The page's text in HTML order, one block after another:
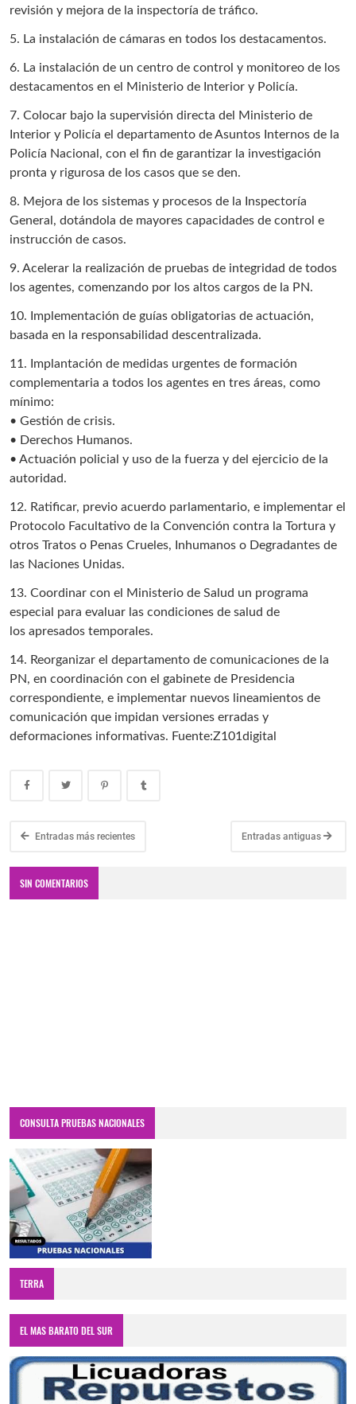
revisión y mejora de la inspectoría de tráfico.
5. La instalación de cámaras en todos los destacamentos.
6. La instalación de un centro de control y monitoreo de los
destacamentos en el Ministerio de Interior y Policía.
7. Colocar bajo la supervisión directa del Ministerio de
Interior y Policía el departamento de Asuntos Internos de la
Policía Nacional, con el fin de garantizar la investigación
pronta y rigurosa de los casos que se den.
8. Mejora de los sistemas y procesos de la Inspectoría
General, dotándola de mayores capacidades de control e
instrucción de casos.
9. Acelerar la realización de pruebas de integridad de todos
los agentes, comenzando por los altos cargos de la PN.
10. Implementación de guías obligatorias de actuación,
basada en la responsabilidad descentralizada.
11. Implantación de medidas urgentes de formación
complementaria a todos los agentes en tres áreas, como
mínimo:
• Gestión de crisis.
• Derechos Humanos.
• Actuación policial y uso de la fuerza y del ejercicio de la
autoridad.
12. Ratificar, previo acuerdo parlamentario, e implementar el
Protocolo Facultativo de la Convención contra la Tortura y
otros Tratos o Penas Crueles, Inhumanos o Degradantes de
las Naciones Unidas.
13. Coordinar con el Ministerio de Salud un programa
especial para evaluar las condiciones de salud de
los apresados temporales.
14. Reorganizar el departamento de comunicaciones de la
PN, en coordinación con el gabinete de Presidencia
correspondiente, e implementar nuevos lineamientos de
comunicación que impidan versiones erradas y
deformaciones informativas. Fuente:Z101digital
Entradas más recientes Entradas antiguas
SIN COMENTARIOS
CONSULTA PRUEBAS NACIONALES
TERRA
EL MAS BARATO DEL SUR